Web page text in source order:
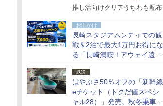
「GO！GO！長崎スタンプラ
推し活向けクリアうちわも配布
お出かけ
長崎スタジアムシティでの観
戦＆2泊で最大1万円お得にな
る「長崎満喫！アウェイ遠征
応援キャンペーン」
鉄道
はやぶさ50％オフの「新幹線
eチケット（トクだ値スペシ
ャル28）」発売。秋冬乗車